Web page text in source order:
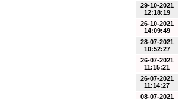
29-10-2021
12:18:19
26-10-2021
14:09:49
28-07-2021
10:52:27
26-07-2021
11:15:21
26-07-2021
11:14:27
08-07-2021